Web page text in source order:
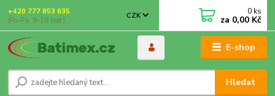
E-shop
CZK
Hledat
+420 777 853 635
(Po-Pá, 9-18 hod.)
0 ks
za 0,00 Kč